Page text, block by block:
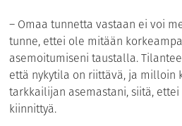
– Omaa tunnetta vastaan ei voi
tunne, ettei ole mitään
asemoitumiseni taustalla.
että nykytila on riittävä, ja milloin
tarkkailijan asemastani, siitä,
kiinnittyä.